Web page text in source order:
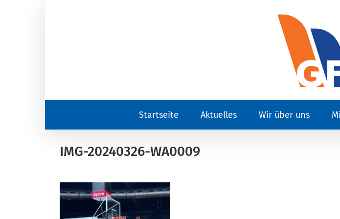
Startseite Aktuelles Wir über uns
IMG-20240326-WA0009